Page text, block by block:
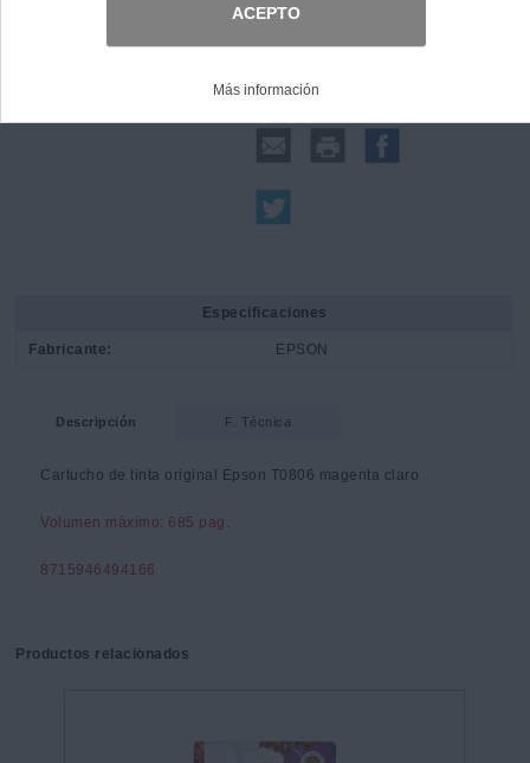
Compartir:
Especificaciones
Fabricante: EPSON
Descripción F. Técnica
Cartucho de tinta original Epson T0806 magenta claro
Volumen máximo: 685 pag.
8715946494166
Productos relacionados